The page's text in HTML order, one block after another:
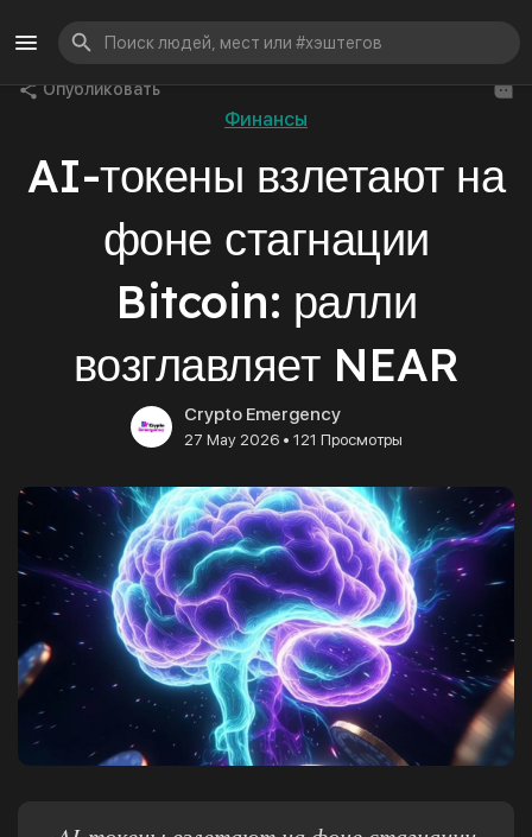
Опубликовать
Финансы
AI-токены взлетают на
фоне стагнации
Bitcoin: ралли
возглавляет NEAR
Crypto Emergency
27 May 2026• 121 Просмотры